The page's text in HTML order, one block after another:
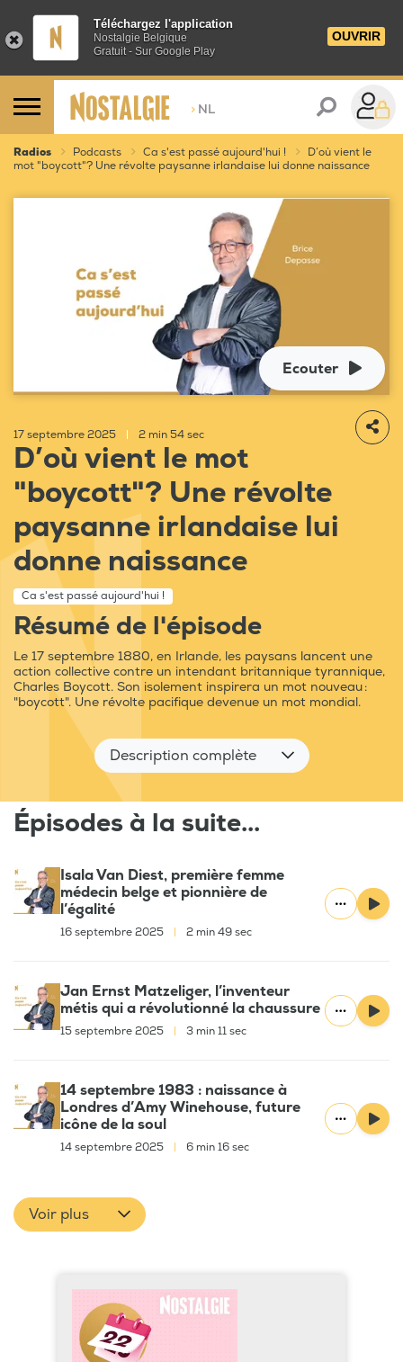
Téléchargez l'application
Nostalgie Belgique
Gratuit - Sur Google Play
OUVRIR
> NL
Radios Podcasts Ca s'est passé aujourd'hui !
D’où vient le
mot "boycott"? Une révolte paysanne irlandaise lui donne naissance
Ecouter
17 septembre 2025 2 min 54 sec
D’où vient le mot
"boycott"? Une révolte
paysanne irlandaise lui
donne naissance
Ca s'est passé aujourd'hui !
Résumé de l'épisode
Le 17 septembre 1880, en Irlande, les paysans lancent une
action collective contre un intendant britannique tyrannique,
Charles Boycott. Son isolement inspirera un mot nouveau :
"boycott". Une révolte pacifique devenue un mot mondial.
Description complète
Épisodes à la suite...
Isala Van Diest, première femme
médecin belge et pionnière de
l’égalité
16 septembre 2025 2 min 49 sec
Jan Ernst Matzeliger, l’inventeur
métis qui a révolutionné la chaussure
15 septembre 2025 3 min 11 sec
14 septembre 1983 : naissance à
Londres d’Amy Winehouse, future
icône de la soul
14 septembre 2025 6 min 16 sec
Voir plus